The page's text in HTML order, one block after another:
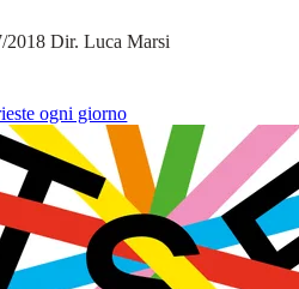
2018 Dir. Luca Marsi
ogni giorno